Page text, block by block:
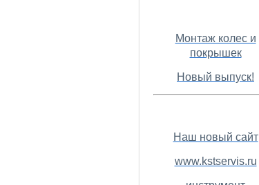
Монтаж колес и
покрышек
Новый выпуск!
Наш новый сайт
www.kstservis.ru